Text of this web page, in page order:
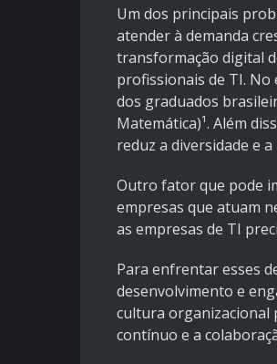
Um dos principais
atender à demanda
transformação digital
profissionais de TI. No
dos graduados
Matemática)¹. Além
reduz a diversidade e
Outro fator que pode
empresas que atuam
as empresas de TI
Para enfrentar esses
desenvolvimento e
cultura organizacional
contínuo e a